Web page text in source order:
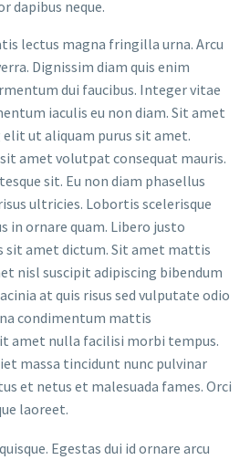
dapibus neque.
lectus magna fringilla urna. Arcu
Dignissim diam quis enim
dui faucibus. Integer vitae
iaculis eu non diam. Sit amet
ut aliquam purus sit amet.
amet volutpat consequat mauris.
sit. Eu non diam phasellus
ultricies. Lobortis scelerisque
in ornare quam. Libero justo
sit amet dictum. Sit amet mattis
nisl suscipit adipiscing bibendum
at quis risus sed vulputate odio
condimentum mattis
amet nulla facilisi morbi tempus.
massa tincidunt nunc pulvinar
et netus et malesuada fames. Orci
laoreet.
Egestas dui id ornare arcu